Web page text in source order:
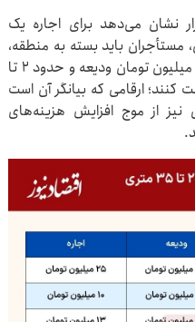
نشان می‌دهد برای اجاره یک
در تهران، مستأجران باید بسته به منطقه،
امکانات و نوع قرارداد، بین ۱۰۰ تا ۹۰۰ میلیون تومان ودیعه و حدود ۲ تا
کنند؛ ارقامی که بیانگر آن است
از موج افزایش هزینه‌های